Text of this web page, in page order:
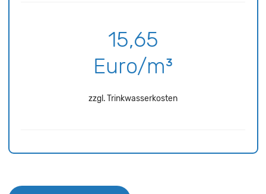
15,65
Euro/m³
zzgl. Trinkwasserkosten